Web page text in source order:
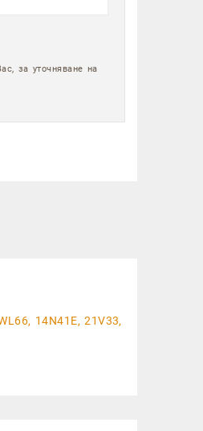
за уточняване на
14N41E, 21V33,